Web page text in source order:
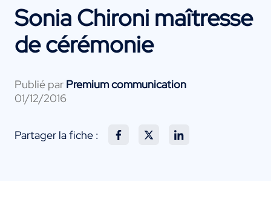
Sonia Chironi maîtresse
de cérémonie
Publié par Premium communication
01/12/2016
Partager la fiche :